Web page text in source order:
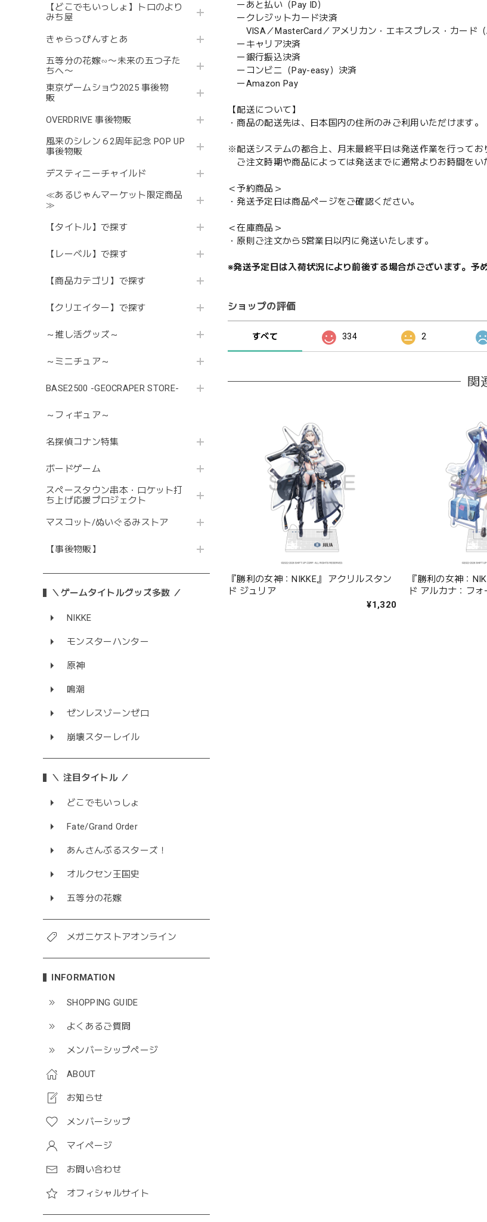
【どこでもいっしょ】トロのより
みち屋
きゃらっぴんすとあ
五等分の花嫁∽〜未来の五つ子た
ちへ〜
東京ゲームショウ2025 事後物
販
OVERDRIVE 事後物販
風来のシレン６2周年記念 POP UP
事後物販
デスティニーチャイルド
≪あるじゃんマーケット限定商品
≫
【タイトル】で探す
【レーベル】で探す
【商品カテゴリ】で探す
【クリエイター】で探す
～推し活グッズ～
～ミニチュア～
BASE2500 -GEOCRAPER STORE-
～フィギュア～
名探偵コナン特集
ボードゲーム
スペースタウン串本・ロケット打
ち上げ応援プロジェクト
マスコット/ぬいぐるみストア
【事後物販】
＼ゲームタイトルグッズ多数 ／
NIKKE
モンスターハンター
原神
鳴潮
ゼンレスゾーンゼロ
崩壊スターレイル
＼ 注目タイトル ／
どこでもいっしょ
Fate/Grand Order
あんさんぶるスターズ！
オルクセン王国史
五等分の花嫁
メガニケストアオンライン
INFORMATION
SHOPPING GUIDE
よくあるご質問
メンバーシップページ
ABOUT
お知らせ
メンバーシップ
マイページ
お問い合わせ
オフィシャルサイト
ーあと払い（Pay ID）
ークレジットカード決済
VISA／MasterCard／アメリカン・エキスプレス・カード（
ーキャリア決済
ー銀行振込決済
ーコンビニ（Pay-easy）決済
ーAmazon Pay
【配送について】
・商品の配送先は、日本国内の住所のみご利用いただけます。
※配送システムの都合上、月末最終平日は発送作業を行ってお
ご注文時期や商品によっては発送までに通常よりお時間をい
＜予約商品＞
・発送予定日は商品ページをご確認ください。
＜在庫商品＞
・原則ご注文から5営業日以内に発送いたします。
※発送予定日は入荷状況により前後する場合がございます。予
ショップの評価
すべて 334 2
関
『勝利の女神：NIKKE』 アクリルスタン
ド ジュリア
¥1,320
『勝利の女神：
ド アルカナ：フ